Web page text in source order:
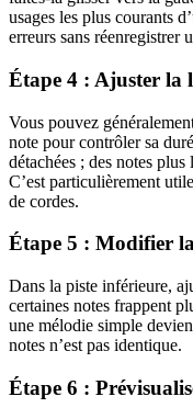
usages les plus courants
erreurs sans réenregistrer
Étape 4 : Ajuster la
Vous pouvez
note pour contrôler sa
détachées ; des notes
C’est particulièrement
de cordes.
Étape 5 : Modifier
Dans la piste inférieure,
certaines notes frappent
une mélodie simple
notes n’est pas identique.
Étape 6 :